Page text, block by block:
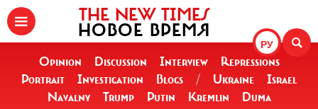
РУ
THE NEW TIMES
НОВОЕ ВРЕМЯ
Opinion Discussion Interview
Repressions
Portrait
Investigation Blogs / Ukraine
Israel
Navalny
Trump Putin Kremlin Duma